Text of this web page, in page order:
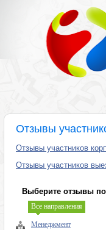
Отзывы
Отзывы участников
Отзывы участников
Выберите отзывы
Все направления
Менеджмент